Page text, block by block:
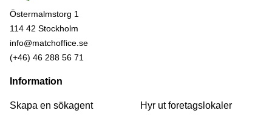
Östermalmstorg 1
114 42 Stockholm
info@matchoffice.se
(+46) 46 288 56 71
Information
Skapa en sökagent
Hyr ut foretagslokaler